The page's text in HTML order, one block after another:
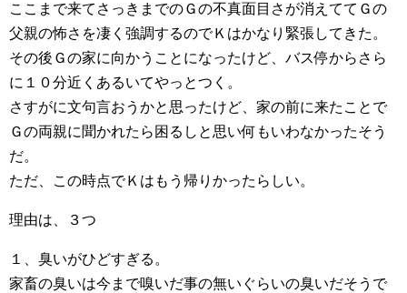
ここまで来てさっきまでのＧの不真面目さが消えててＧの
父親の怖さを凄く強調するのでＫはかなり緊張してきた。
その後Ｇの家に向かうことになったけど、バス停からさら
に１０分近くあるいてやっとつく。
さすがに文句言おうかと思ったけど、家の前に来たことで
Ｇの両親に聞かれたら困るしと思い何もいわなかったそう
だ。
ただ、この時点でＫはもう帰りかったらしい。
理由は、３つ
１、臭いがひどすぎる。
家畜の臭いは今まで嗅いだ事の無いぐらいの臭いだそうで